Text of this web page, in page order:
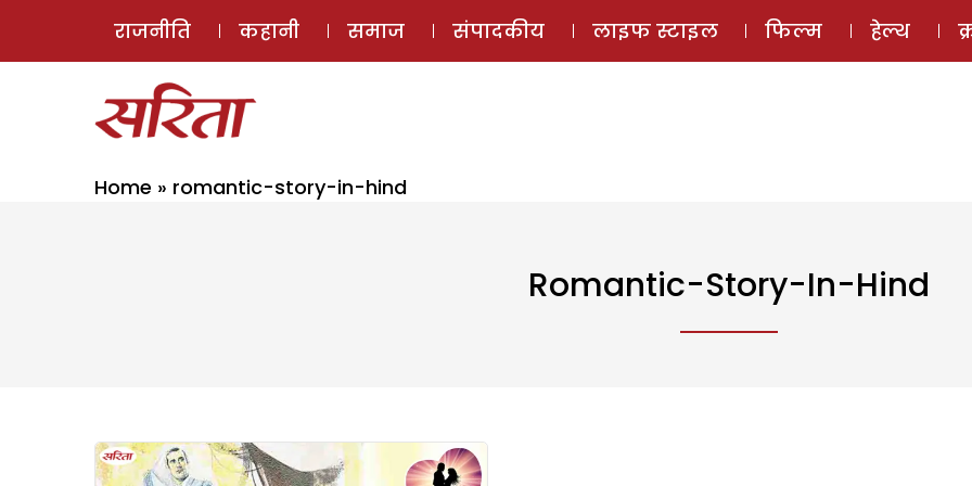
ई-मैगज़ीन
राजनीति कहानी समाज संपादकीय लाइफ स्टाइल फिल्म हेल्थ
Home » romantic-story-in-hind
Romantic-Story-In-Hind